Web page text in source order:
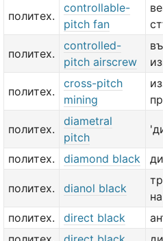
политех.
controllable-
pitch fan
политех.
controlled-
pitch airscrew
политех.
cross-pitch
mining
политех.
diametral
pitch
политех. diamond black
политех. dianol black
политех.
direct black